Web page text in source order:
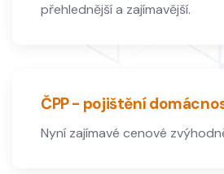
přehlednější a zajímavější.
ČPP - pojištění
Nyní zajímavé cenové